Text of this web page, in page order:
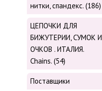
нитки, cпандекс. (186)
ЦЕПОЧКИ ДЛЯ
БИЖУТЕРИИ, СУМОК И
ОЧКОВ . ИТАЛИЯ.
Chains. (54)
Поставщики